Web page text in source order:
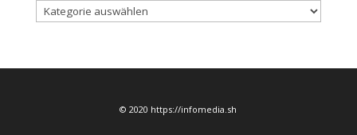
Rubriken
© 2020 https://infomedia.sh